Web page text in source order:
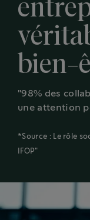
bien-
"98% des
une attention
*Source : Le rôle
IFOP"